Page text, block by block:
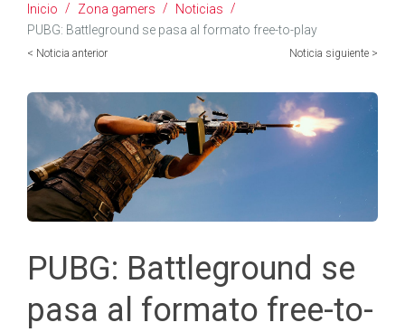
- Series
- Comics
- Móviles y tabletas
- Más tecnología
Asegura tus objetos personales
Seguros Hogar
Seguros Motor
Seguros Salud
Seguros Viajes
BLOGS MAPFRE
Hogar
Salud
SERVICIOS
Trabaja en Mapfre
Inicio Zona gamers
Noticias
PUBG: Battleground se pasa al formato free-to-play
< Noticia anterior Noticia siguiente >
PUBG: Battleground se
pasa al formato free-to-